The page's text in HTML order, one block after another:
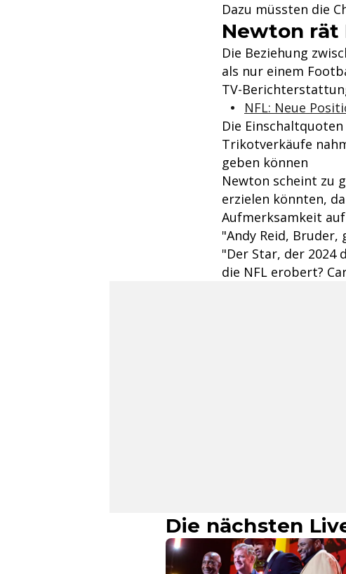
Dazu müssten die
Newton rät
Die Beziehung
als nur einem
TV-
NFL: Neue
Die
Trikotverkäufe
geben können
Newton scheint zu
erzielen könnten,
Aufmerksamkeit
"Andy Reid,
"Der Star, der 2024
die NFL erobert?
Die nächsten